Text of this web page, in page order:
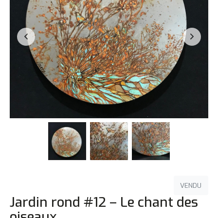
VENDU
Jardin rond #12 – Le chant des